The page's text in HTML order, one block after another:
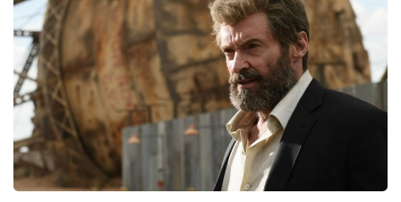
Filmy
Seriály
Hry
Cool Esport
Pořady